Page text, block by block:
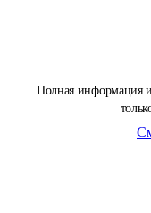
Полная информация